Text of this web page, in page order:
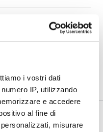
i vostri dati
IP, utilizzando
e accedere
al fine di
misurare
da €
69.00
December
59.80
January
da €
28.40
ufficiali di